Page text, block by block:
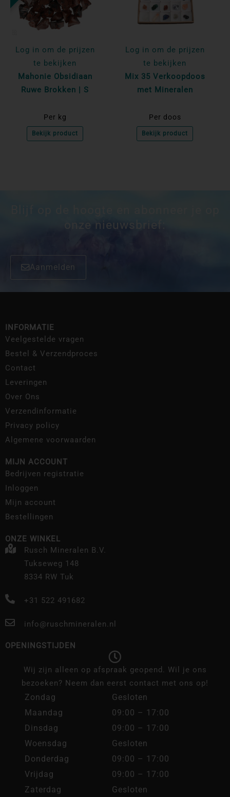
Log in om de prijzen
te bekijken
Mahonie Obsidiaan
Ruwe Brokken | S
Per kg
Bekijk product
Log in om de prijzen
te bekijken
Mix 35 Verkoopdoos
met Mineralen
Per doos
Bekijk product
onze nieuwsbrief:
Aanmelden
INFORMATIE
Veelgestelde vragen
Bestel & Verzendproces
Contact
Leveringen
Over Ons
Verzendinformatie
Privacy policy
Algemene voorwaarden
MIJN ACCOUNT
Bedrijven registratie
Inloggen
Mijn account
Bestellingen
ONZE WINKEL
Rusch Mineralen B.V.
Tukseweg 148
8334 RW Tuk
+31 522 491682
info@ruschmineralen.nl
OPENINGSTIJDEN
Wij zijn alleen op afspraak geopend. Wil je ons
bezoeken? Neem dan eerst contact met ons op!
Zondag
Gesloten
Maandag
09:00 – 17:00
Dinsdag
09:00 – 17:00
Woensdag
Gesloten
Donderdag
09:00 – 17:00
Vrijdag
09:00 – 17:00
Zaterdag
Gesloten